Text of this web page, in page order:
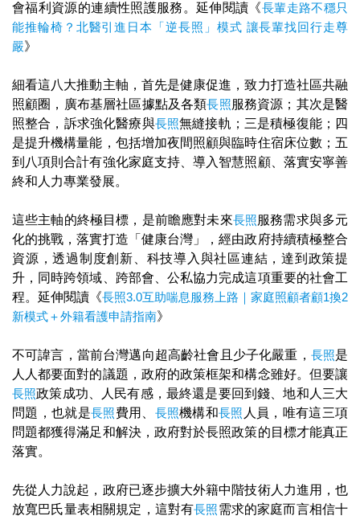
會福利資源的連續性照護服務。延伸閱讀《長輩走路不穩只
能推輪椅？北醫引進日本「逆長照」模式 讓長輩找回行走尊
嚴》
細看這八大推動主軸，首先是健康促進，致力打造社區共融
照顧圈，廣布基層社區據點及各類長照服務資源；其次是醫
照整合，訴求強化醫療與長照無縫接軌；三是積極復能；四
是提升機構量能，包括增加夜間照顧與臨時住宿床位數；五
到八項則合計有強化家庭支持、導入智慧照顧、落實安寧善
終和人力專業發展。
這些主軸的終極目標，是前瞻應對未來長照服務需求與多元
化的挑戰，落實打造「健康台灣」，經由政府持續積極整合
資源，透過制度創新、科技導入與社區連結，達到政策提
升，同時跨領域、跨部會、公私協力完成這項重要的社會工
程。延伸閱讀《長照3.0互助喘息服務上路｜家庭照顧者顧1換2
新模式＋外籍看護申請指南》
不可諱言，當前台灣邁向超高齡社會且少子化嚴重， 長照是
人人都要面對的議題，政府的政策框架和構念雖好。但要讓
長照政策成功、人民有感，最終還是要回到錢、地和人三大
問題，也就是長照費用、 長照機構和長照 人員，唯有這三項
問題都獲得滿足和解決，政府對於長照政策的目標才能真正
落實。
先從人力說起，政府已逐步擴大外籍中階技術人力進用，也
放寬巴氏量表相關規定，這對有長照需求的家庭而言相信十